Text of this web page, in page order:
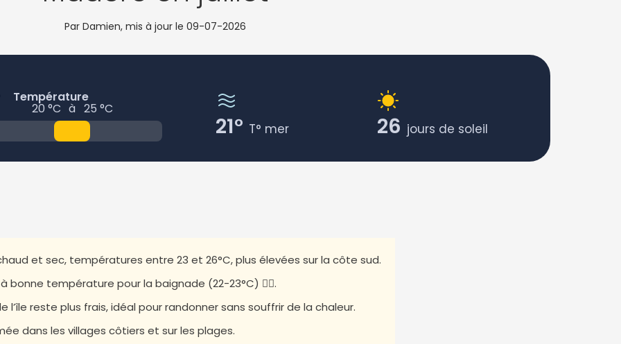
Par Damien, mis à jour le 09-07-2026
Température
20 °C à 25 °C
21° T° mer 26 jours de soleil
et sec, températures entre 23 et 26°C, plus élevées sur la côte sud.
bonne température pour la baignade (22-23°C) 🏊‍♂️.
l’île reste plus frais, idéal pour randonner sans souffrir de la chaleur.
dans les villages côtiers et sur les plages.